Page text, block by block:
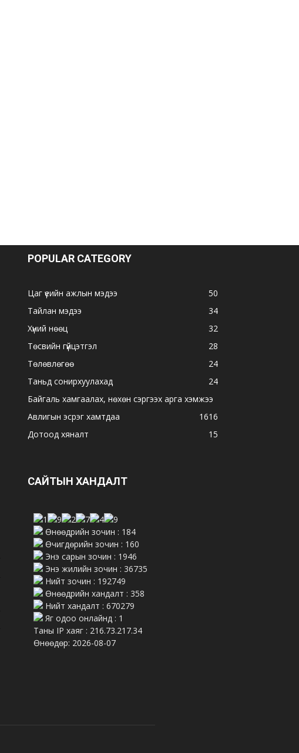
POPULAR CATEGORY
Цаг үеийн ажлын мэдээ
50
Тайлан мэдээ
34
Хүний нөөц
32
Төсвийн гүйцэтгэл
28
Төлөвлөгөө
24
Таньд сонирхуулахад
24
Байгаль хамгаалах, нөхөн сэргээх арга хэмжээ
16
Авлигын эсрэг хамтдаа
16
Дотоод хяналт
15
САЙТЫН ХАНДАЛТ
Өнөөдрийн зочин : 184
Өчигдөрийн зочин : 160
Энэ сарын зочин : 1946
Энэ жилийн зочин : 36735
Нийт зочин : 192749
Өнөөдрийн хандалт : 358
Нийт хандалт : 670279
Яг одоо онлайнд : 1
Таны IP хаяг : 216.73.217.34
Өнөөдөр: 2026-08-07